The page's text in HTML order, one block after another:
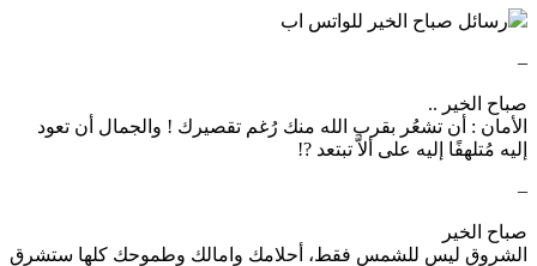
رسائل صباح الخير للواتس اب
–
صباح الخير ..
الأمان : أن تشعُر بقرب الله منك رُغم تقصيرك ! والجمال أن تعود
إليه مُتلهفًا إليه على ألاَّ تبتعد ?!
–
صباح الخير
الشروق ليس للشمس فقط، أحلامك وامالك وطموحك كلها ستشرق